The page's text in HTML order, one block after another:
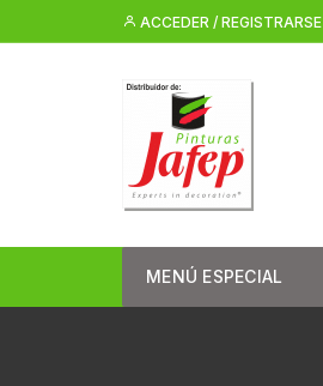
al
ACCEDER / REGISTRARSE
MENÚ ESPECIAL